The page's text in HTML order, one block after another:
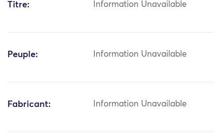
Titre: Information Unavailable
Peuple: Information Unavailable
Fabricant: Information Unavailable